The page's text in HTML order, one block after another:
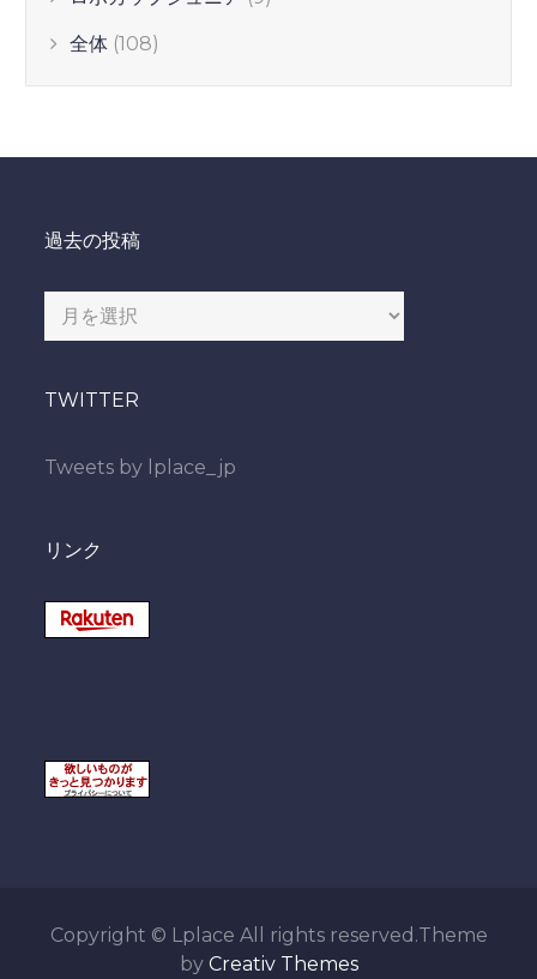
全体 (108)
過去の投稿
去
投
TWITTER
Tweets by lplace_jp
リンク
Copyright © Lplace All rights reserved.Theme
by Creativ Themes